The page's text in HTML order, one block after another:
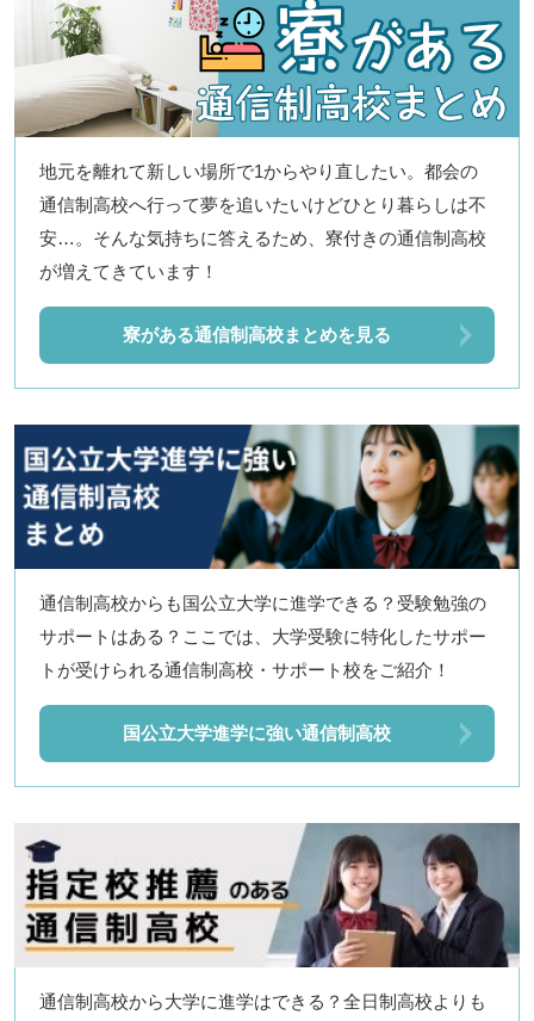
地元を離れて新しい場所で1からやり直したい。都会の
通信制高校へ行って夢を追いたいけどひとり暮らしは不
安…。そんな気持ちに答えるため、寮付きの通信制高校
が増えてきています！
寮がある通信制高校まとめを見る
通信制高校からも国公立大学に進学できる？受験勉強の
サポートはある？ここでは、大学受験に特化したサポー
トが受けられる通信制高校・サポート校をご紹介！
国公立大学進学に強い通信制高校
通信制高校から大学に進学はできる？全日制高校よりも